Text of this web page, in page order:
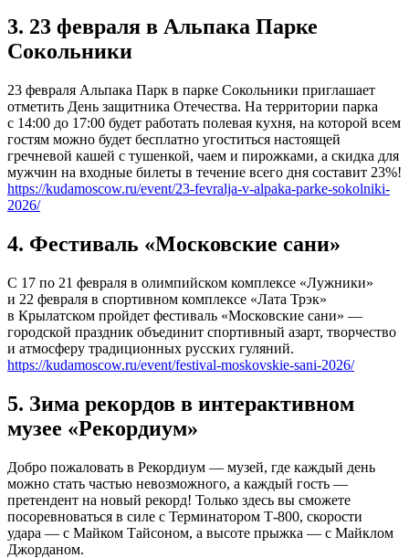
3. 23 февраля в Альпака Парке
Сокольники
23 февраля Альпака Парк в парке Сокольники приглашает
отметить День защитника Отечества. На территории парка
с 14:00 до 17:00 будет работать полевая кухня, на которой всем
гостям можно будет бесплатно угоститься настоящей
гречневой кашей с тушенкой, чаем и пирожками, а скидка для
мужчин на входные билеты в течение всего дня составит 23%!
https://kudamoscow.ru/event/23-fevralja-v-alpaka-parke-sokolniki-
2026/
4. Фестиваль «Московские сани»
С 17 по 21 февраля в олимпийском комплексе «Лужники»
и 22 февраля в спортивном комплексе «Лата Трэк»
в Крылатском пройдет фестиваль «Московские сани» —
городской праздник объединит спортивный азарт, творчество
и атмосферу традиционных русских гуляний.
https://kudamoscow.ru/event/festival-moskovskie-sani-2026/
5. Зима рекордов в интерактивном
музее «Рекордиум»
Добро пожаловать в Рекордиум — музей, где каждый день
можно стать частью невозможного, а каждый гость —
претендент на новый рекорд! Только здесь вы сможете
посоревноваться в силе с Терминатором Т-800, скорости
удара — с Майком Тайсоном, а высоте прыжка — с Майклом
Джорданом.